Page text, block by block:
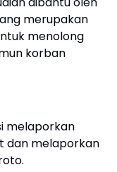
merupakan
menolong
korban
melaporkan
dan melaporkan